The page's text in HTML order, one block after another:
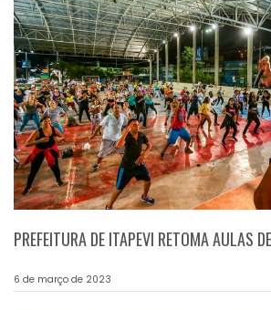
PREFEITURA DE ITAPEVI RETOMA AULAS
6 de março de 2023